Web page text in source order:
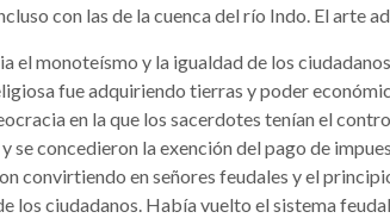
con las de la cuenca del río Indo. El arte
el monoteísmo y la igualdad de los
fue adquiriendo tierras y poder
en la que los sacerdotes tenían el
se concedieron la exención del pago de
convirtiendo en señores feudales y el
los ciudadanos. Había vuelto el sistema